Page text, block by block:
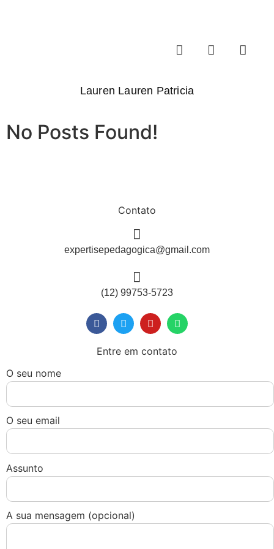
Lauren Lauren Patricia
No Posts Found!
Contato
expertisepedagogica@gmail.com
(12) 99753-5723
Entre em contato
O seu nome
O seu email
Assunto
A sua mensagem (opcional)